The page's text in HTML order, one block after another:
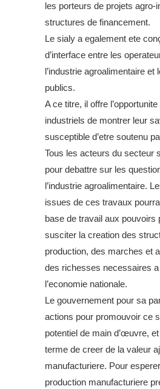
les porteurs de projets agro-
structures de financement.
Le sialy a egalement ete
d’interface entre les
l’industrie agroalimentaire et
publics.
A ce titre, il offre
industriels de montrer leur
susceptible d’etre soutenu
Tous les acteurs du secteur
pour debattre sur les
l’industrie agroalimentaire.
issues de ces travaux
base de travail aux pouvoirs
susciter la creation des
production, des marches et
des richesses necessaires
l’economie nationale.
Le gouvernement pour sa
actions pour promouvoir ce
potentiel de main d’œuvre,
terme de creer de la valeur
manufacturiere. Pour
production manufacturiere